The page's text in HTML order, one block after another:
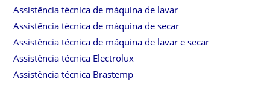
Assistência técnica de máquina de lavar
Assistência técnica de máquina de secar
Assistência técnica de máquina de lavar e secar
Assistência técnica Electrolux
Assistência técnica Brastemp